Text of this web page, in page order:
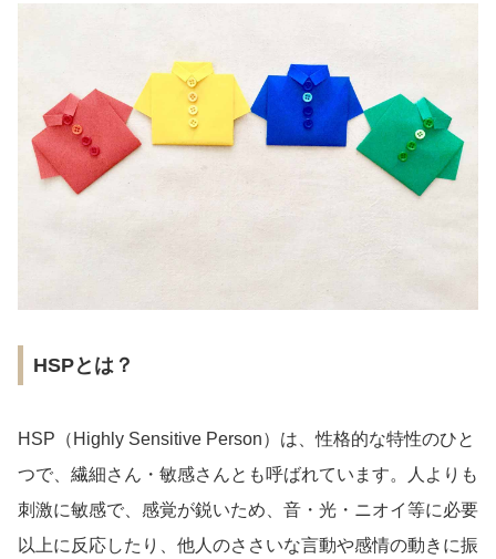
HSPとは？
HSP（Highly Sensitive Person）は、性格的な特性のひと
つで、繊細さん・敏感さんとも呼ばれています。人よりも
刺激に敏感で、感覚が鋭いため、音・光・ニオイ等に必要
以上に反応したり、他人のささいな言動や感情の動きに振